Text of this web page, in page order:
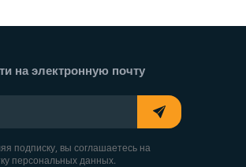
на электронную почту
электронной почты
подписку, вы соглашаетесь на
персональных данных.